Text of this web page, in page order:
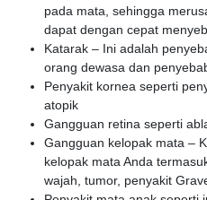
pada mata, sehingga
dapat dengan cepat
Katarak – Ini adalah
orang dewasa dan
Penyakit kornea seperti
atopik
Gangguan retina seperti
Gangguan kelopak mata –
kelopak mata Anda
wajah, tumor, penyakit